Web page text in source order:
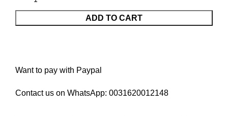
ADD TO CART
Want to pay with Paypal
Contact us on WhatsApp: 0031620012148